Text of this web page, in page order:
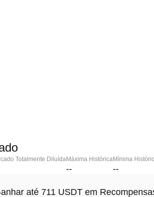
Totalmente DiluídaMáxima Histórica
--
Mínima
--
até 711 USDT em